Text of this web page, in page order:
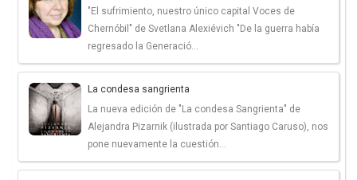
"El sufrimiento, nuestro único capital Voces de
Chernóbil" de Svetlana Alexiévich "De la guerra había
regresado la Generació...
La condesa sangrienta
La nueva edición de "La condesa Sangrienta" de
Alejandra Pizarnik (ilustrada por Santiago Caruso), nos
pone nuevamente la cuestión...